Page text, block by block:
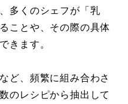
多くのシェフが「乳
ことや、その際の具体
きます。
ど、頻繁に組み合わさ
のレシピから抽出して